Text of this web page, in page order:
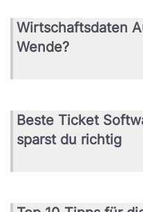
Wirtschaftsdaten
Wende?
Beste Ticket
sparst du richtig